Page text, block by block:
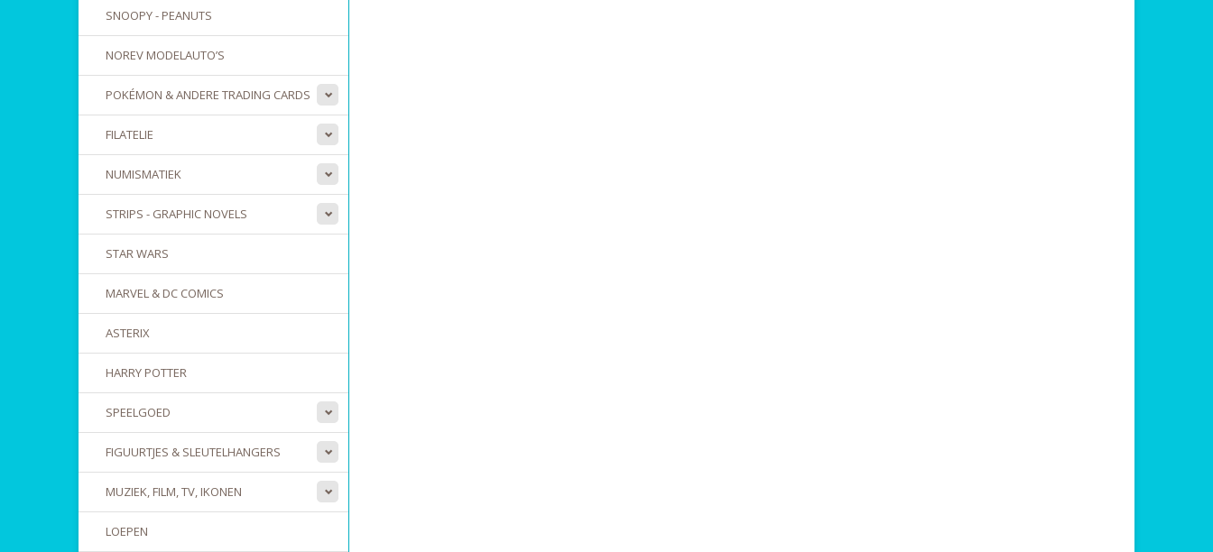
SNOOPY - PEANUTS
NOREV MODELAUTO’S
POKÉMON & ANDERE TRADING CARDS
FILATELIE
NUMISMATIEK
STRIPS - GRAPHIC NOVELS
STAR WARS
MARVEL & DC COMICS
ASTERIX
HARRY POTTER
SPEELGOED
FIGUURTJES & SLEUTELHANGERS
MUZIEK, FILM, TV, IKONEN
LOEPEN